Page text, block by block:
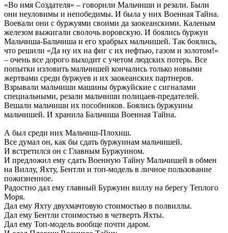
«Во имя Создателя» – говорили Мальчиши и резали. Были
они неуловимы и непобедимы. И была у них Военная Тайна.
Воевали они с буржуями своими да заокеанскими. Каленым
железом выжигали сволочь воровскую. И боялись буржуи
Мальчиша-Бальчиша и его храбрых мальчишей. Так боялись,
что решили «Да ну их на фиг с их нефтью, газом и золотом!»
– очень все дорого выходит с учетом людских потерь. Все
попытки изловить мальчишей кончались только новыми
жертвами среди буржуев и их заокеанских партнеров.
Взрывали мальчиши машины буржуйские с сигналами
специальными, резали мальчиши полицаев-предателей.
Вешали мальчиши их пособников. Боялись буржуины
мальчишей. И хранила Бальчиша Военная Тайна.
А был среди них Мальчиш-Плохиш.
Все думал он, как бы сдать буржуинам мальчишей.
И встретился он с Главным Буржуином.
И предложил ему сдать Военную Тайну Мальчишей в обмен
на Виллу, Яхту, Бентли и топ-модель в личное пользование
пожизненное.
Радостно дал ему главный Буржуин виллу на берегу Теплого
Моря.
Дал ему Яхту двухмачтовую стоимостью в полвиллы.
Дал ему Бентли стоимостью в четверть Яхты.
Дал ему Топ-модель вообще почти даром.